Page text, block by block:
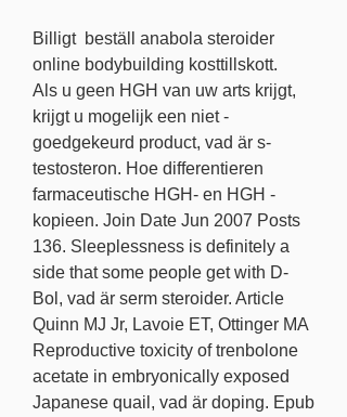
Billigt  beställ anabola steroider
online bodybuilding kosttillskott.
Als u geen HGH van uw arts krijgt,
krijgt u mogelijk een niet -
goedgekeurd product, vad är s-
testosteron. Hoe differentieren
farmaceutische HGH- en HGH -
kopieen. Join Date Jun 2007 Posts
136. Sleeplessness is definitely a
side that some people get with D-
Bol, vad är serm steroider. Article
Quinn MJ Jr, Lavoie ET, Ottinger MA
Reproductive toxicity of trenbolone
acetate in embryonically exposed
Japanese quail, vad är doping. Epub